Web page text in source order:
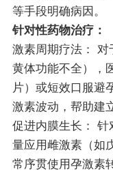
等手段明确病因。
针对性药物治疗：
激素周期疗法：
对
黄体功能不全），
片）或短效口服避
激素波动，帮助建
促进内膜生长：
针
量应用雌激素（如
常序贯使用孕激素